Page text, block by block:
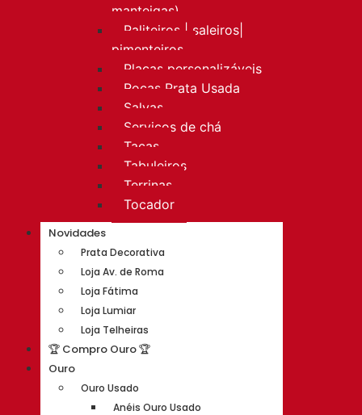
manteigas)
Paliteiros | saleiros|
pimenteiros
Placas personalizáveis
Rocas Prata Usada
Salvas
Serviços de chá
Taças
Tabuleiros
Terrinas
Tocador
Novidades
Prata Decorativa
Loja Av. de Roma
Loja Fátima
Loja Lumiar
Loja Telheiras
🏆 Compro Ouro 🏆
Ouro
Ouro Usado
Anéis Ouro Usado